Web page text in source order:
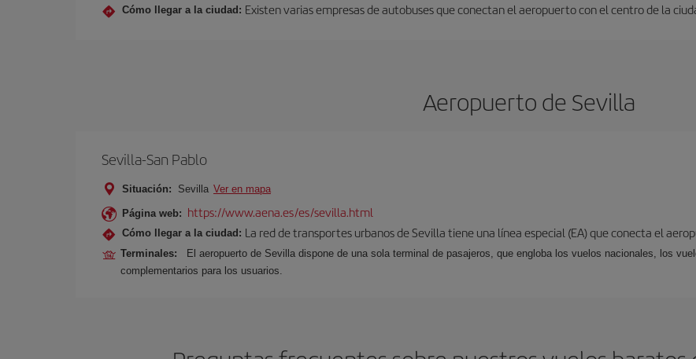
Cómo llegar a la ciudad: Existen varias empresas de autobuses que conectan el aeropuerto con el centro de la
Aeropuerto de Sevilla
Sevilla-San Pablo
Situación: Sevilla Ver en mapa
Página web: https://www.aena.es/es/sevilla.html
Cómo llegar a la ciudad: La red de transportes urbanos de Sevilla tiene una línea especial (EA) que conecta el
Terminales:
El aeropuerto de Sevilla dispone de una sola terminal de pasajeros, que engloba los vuelos nacionales, los
complementarios para los usuarios.